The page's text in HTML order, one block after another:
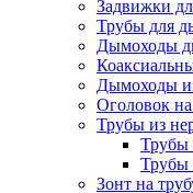
Задвижки
Трубы для
Дымоходы
Дымоходы
Оголовок
Трубы из
Трубы
Трубы
Зонт на